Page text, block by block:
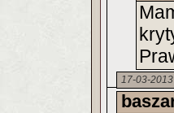
17-03-